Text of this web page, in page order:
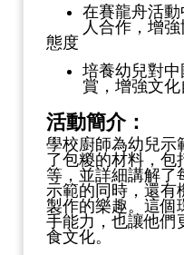
在賽龍舟活
人合作，增
態度
培養幼兒對
賞，增強文化
活動簡介：
學校廚師為幼兒示
了包糉的材料，包
等，並詳細講解了
示範的同時，還有
製作的樂趣。這個
手能力，也讓他們
食文化。